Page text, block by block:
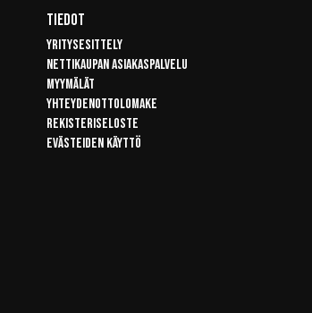
Tiedot
Yritysesittely
Nettikaupan asiakaspalvelu
Myymälät
Yhteydenottolomake
Rekisteriseloste
Evästeiden käyttö